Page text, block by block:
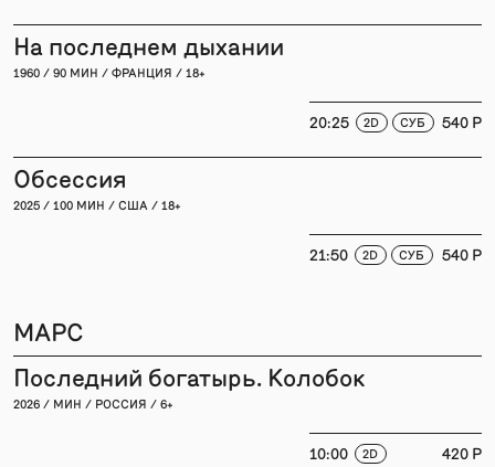
На последнем дыхании
1960 / 90 МИН / ФРАНЦИЯ / 18+
20:25 2D СУБ 540 P
Обсессия
2025 / 100 МИН / США / 18+
21:50 2D СУБ 540 P
МАРС
Последний богатырь. Колобок
2026 / МИН / РОССИЯ / 6+
10:00 2D 420 P